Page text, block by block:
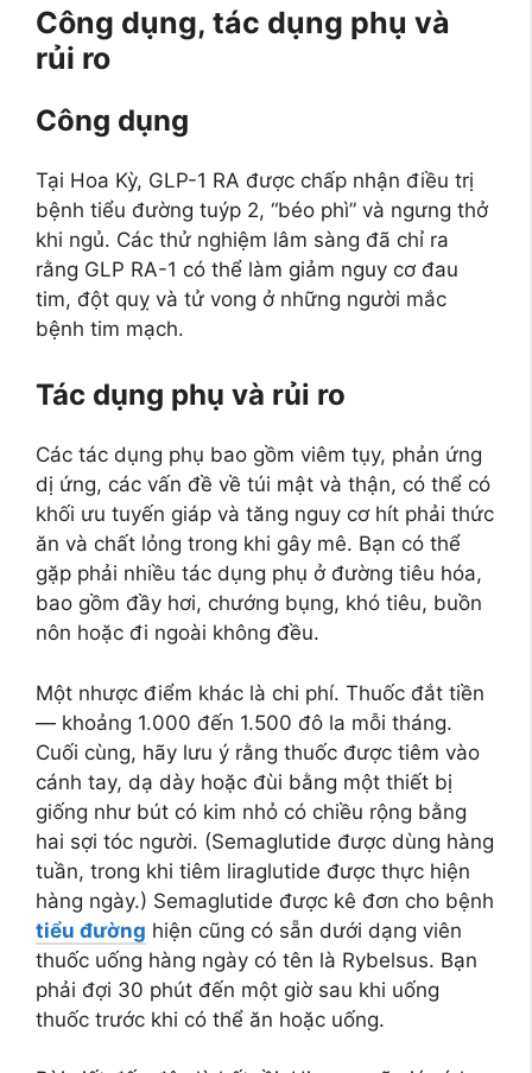
Công dụng, tác dụng phụ và
rủi ro
Công dụng
Tại Hoa Kỳ, GLP-1 RA được chấp nhận điều trị
bệnh tiểu đường tuýp 2, “béo phì” và ngưng thở
khi ngủ. Các thử nghiệm lâm sàng đã chỉ ra
rằng GLP RA-1 có thể làm giảm nguy cơ đau
tim, đột quỵ và tử vong ở những người mắc
bệnh tim mạch.
Tác dụng phụ và rủi ro
Các tác dụng phụ bao gồm viêm tụy, phản ứng
dị ứng, các vấn đề về túi mật và thận, có thể có
khối ưu tuyến giáp và tăng nguy cơ hít phải thức
ăn và chất lỏng trong khi gây mê. Bạn có thể
gặp phải nhiều tác dụng phụ ở đường tiêu hóa,
bao gồm đầy hơi, chướng bụng, khó tiêu, buồn
nôn hoặc đi ngoài không đều.
Một nhược điểm khác là chi phí. Thuốc đắt tiền
— khoảng 1.000 đến 1.500 đô la mỗi tháng.
Cuối cùng, hãy lưu ý rằng thuốc được tiêm vào
cánh tay, dạ dày hoặc đùi bằng một thiết bị
giống như bút có kim nhỏ có chiều rộng bằng
hai sợi tóc người. (Semaglutide được dùng hàng
tuần, trong khi tiêm liraglutide được thực hiện
hàng ngày.) Semaglutide được kê đơn cho bệnh
tiểu đường hiện cũng có sẵn dưới dạng viên
thuốc uống hàng ngày có tên là Rybelsus. Bạn
phải đợi 30 phút đến một giờ sau khi uống
thuốc trước khi có thể ăn hoặc uống.